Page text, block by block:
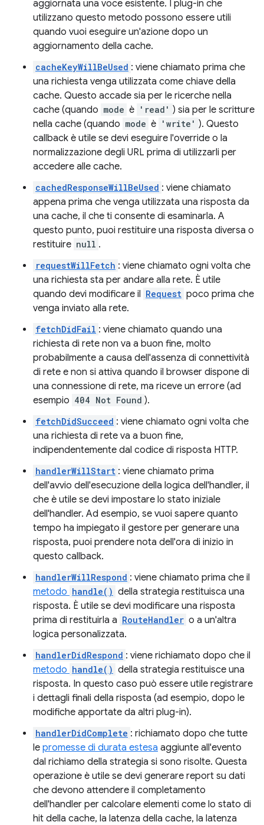
aggiornata una voce esistente. I plug-in che
utilizzano questo metodo possono essere utili
quando vuoi eseguire un'azione dopo un
aggiornamento della cache.
cacheKeyWillBeUsed : viene chiamato prima che
una richiesta venga utilizzata come chiave della
cache. Questo accade sia per le ricerche nella
cache (quando mode è 'read' ) sia per le scritture
nella cache (quando mode è 'write' ). Questo
callback è utile se devi eseguire l'override o la
normalizzazione degli URL prima di utilizzarli per
accedere alle cache.
cachedResponseWillBeUsed : viene chiamato
appena prima che venga utilizzata una risposta da
una cache, il che ti consente di esaminarla. A
questo punto, puoi restituire una risposta diversa o
restituire null .
requestWillFetch : viene chiamato ogni volta che
una richiesta sta per andare alla rete. È utile
quando devi modificare il Request poco prima che
venga inviato alla rete.
fetchDidFail : viene chiamato quando una
richiesta di rete non va a buon fine, molto
probabilmente a causa dell'assenza di connettività
di rete e non si attiva quando il browser dispone di
una connessione di rete, ma riceve un errore (ad
esempio 404 Not Found ).
fetchDidSucceed : viene chiamato ogni volta che
una richiesta di rete va a buon fine,
indipendentemente dal codice di risposta HTTP.
handlerWillStart : viene chiamato prima
dell'avvio dell'esecuzione della logica dell'handler, il
che è utile se devi impostare lo stato iniziale
dell'handler. Ad esempio, se vuoi sapere quanto
tempo ha impiegato il gestore per generare una
risposta, puoi prendere nota dell'ora di inizio in
questo callback.
handlerWillRespond : viene chiamato prima che il
metodo handle() della strategia restituisca una
risposta. È utile se devi modificare una risposta
prima di restituirla a RouteHandler o a un'altra
logica personalizzata.
handlerDidRespond : viene richiamato dopo che il
metodo handle() della strategia restituisce una
risposta. In questo caso può essere utile registrare
i dettagli finali della risposta (ad esempio, dopo le
modifiche apportate da altri plug-in).
handlerDidComplete : richiamato dopo che tutte
le promesse di durata estesa aggiunte all'evento
dal richiamo della strategia si sono risolte. Questa
operazione è utile se devi generare report su dati
che devono attendere il completamento
dell'handler per calcolare elementi come lo stato di
hit della cache, la latenza della cache, la latenza